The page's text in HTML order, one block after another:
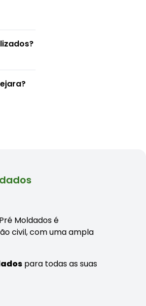
Moldados é
civil, com uma ampla
para todas as suas